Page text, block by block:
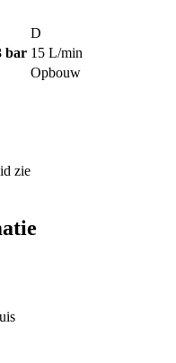
D
bar 15 L/min
Opbouw
zie